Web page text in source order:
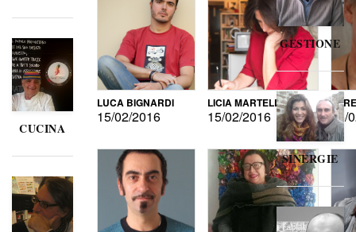
CUCINA
LUCA BIGNARDI
15/02/2016
LICIA MARTELLI
15/02/2016 15/
GESTIONE
SINERGIE